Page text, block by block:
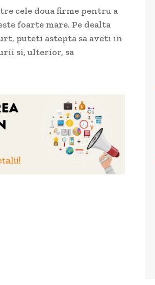
cele doua firme pentru a
foarte mare. Pe dealta
puteti astepta sa aveti in
si, ulterior, sa